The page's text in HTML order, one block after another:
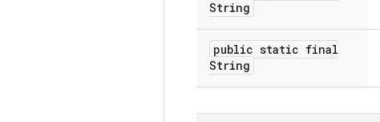
String
public static final
String